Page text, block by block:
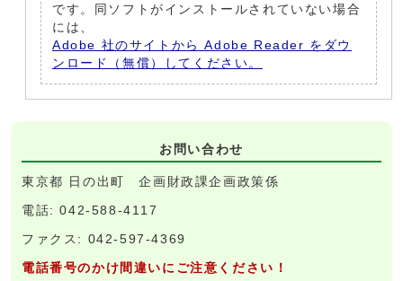
です。同ソフトがインストールされていない場合
には、
Adobe 社のサイトから Adobe Reader をダウ
ンロード（無償）してください。
お問い合わせ
東京都 日の出町 企画財政課企画政策係
電話: 042-588-4117
ファクス: 042-597-4369
電話番号のかけ間違いにご注意ください！